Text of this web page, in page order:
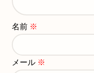
名前 ※
メール ※